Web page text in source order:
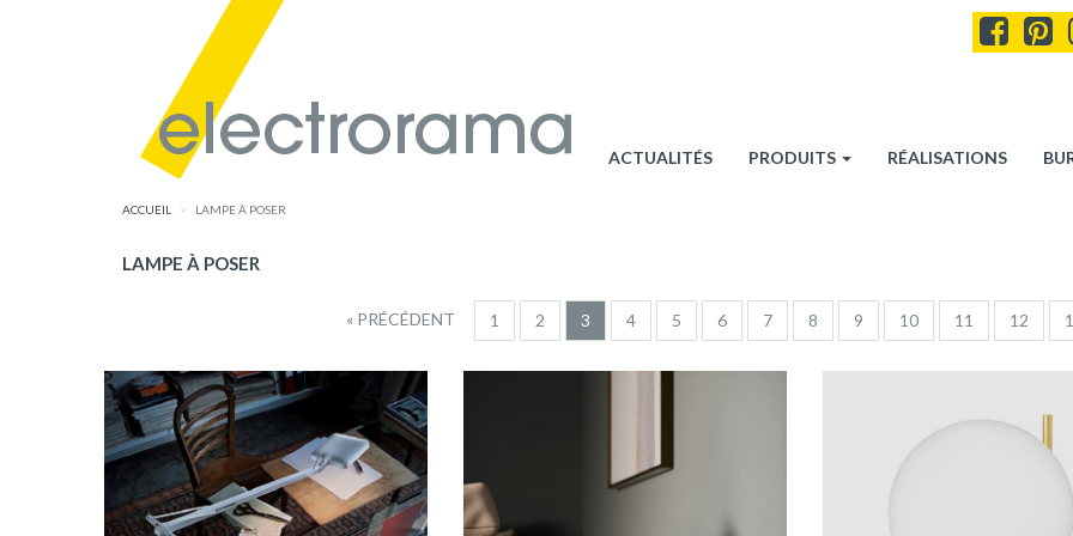
ACTUALITÉS PRODUITS RÉALISATIONS
ACCUEIL LAMPE À POSER
LAMPE À POSER
« PRÉCÉDENT 1 2 3 4 5 6 7 8 9 10 11 12